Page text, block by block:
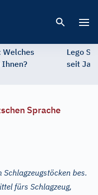
Welches
Lego
seit
Sprache
Schlagzeugstöcken bes.
fürs Schlagzeug,